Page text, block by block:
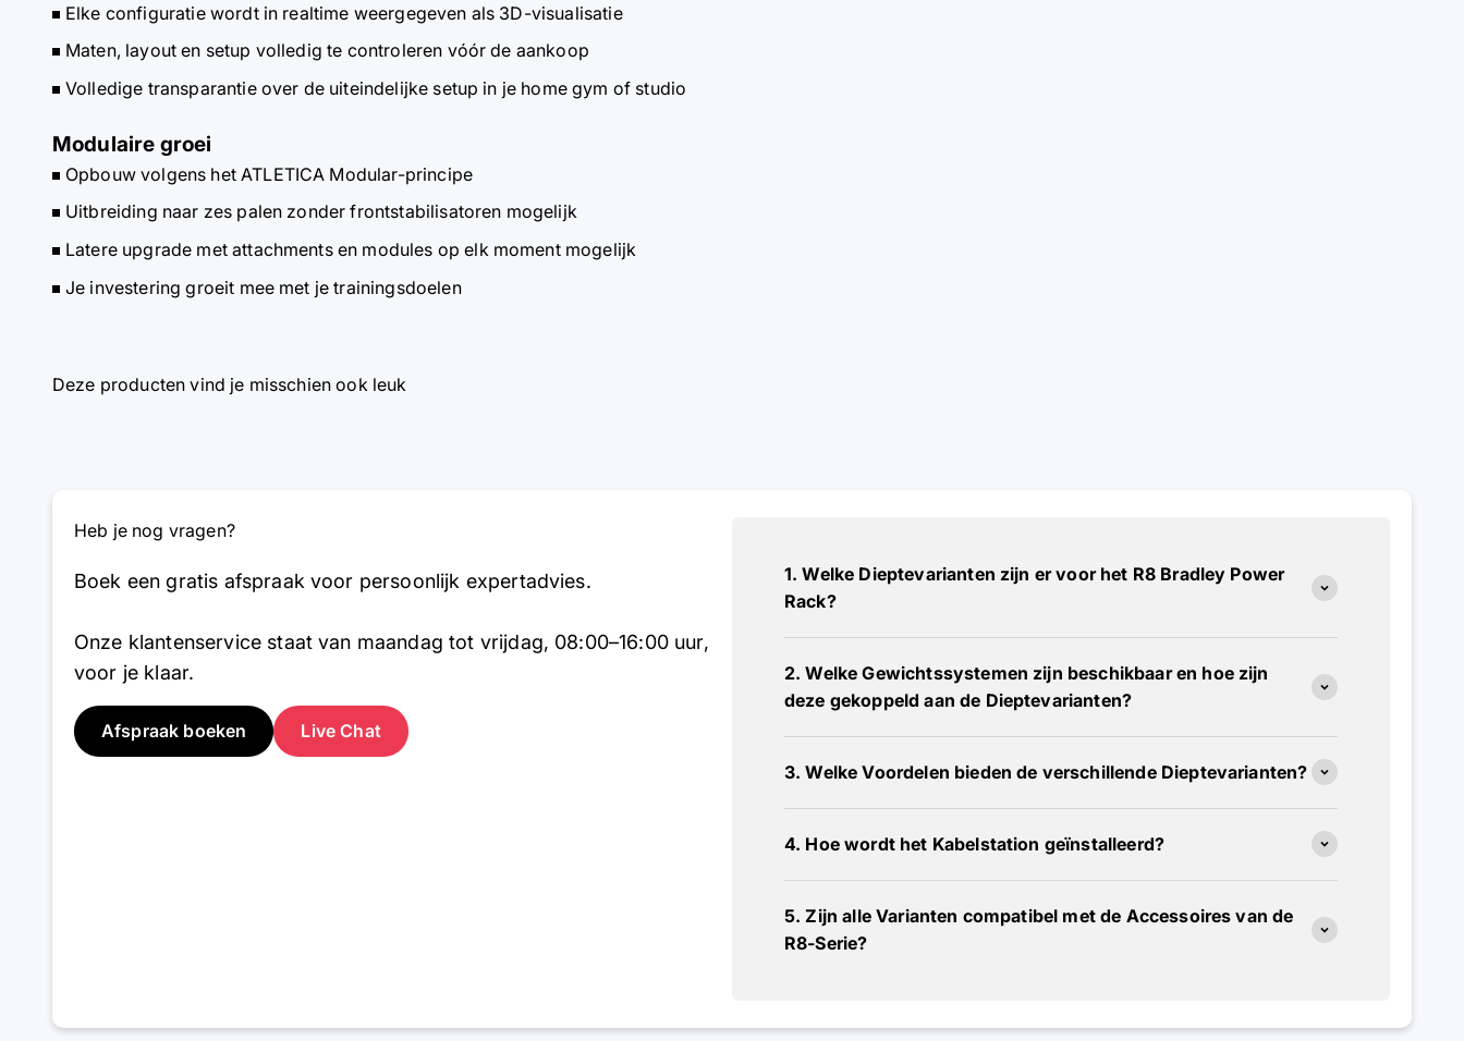
Elke configuratie wordt in realtime weergegeven als 3D-visualisatie
Maten, layout en setup volledig te controleren vóór de aankoop
Volledige transparantie over de uiteindelijke setup in je home gym of studio
Modulaire groei
Opbouw volgens het ATLETICA Modular-principe
Uitbreiding naar zes palen zonder frontstabilisatoren mogelijk
Latere upgrade met attachments en modules op elk moment mogelijk
Je investering groeit mee met je trainingsdoelen
Deze producten vind je misschien ook leuk
Heb je nog vragen?
Boek een gratis afspraak voor persoonlijk expertadvies.
Onze klantenservice staat van maandag tot vrijdag, 08:00–16:00 uur,
voor je klaar.
Afspraak boeken Live Chat
1. Welke Dieptevarianten zijn er voor het R8 Bradley Power
Rack?
2. Welke Gewichtssystemen zijn beschikbaar en hoe zijn
deze gekoppeld aan de Dieptevarianten?
3. Welke Voordelen bieden de verschillende Dieptevarianten?
4. Hoe wordt het Kabelstation geïnstalleerd?
5. Zijn alle Varianten compatibel met de Accessoires van de
R8-Serie?